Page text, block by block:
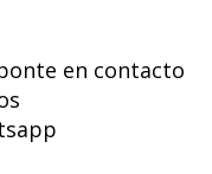
en contacto